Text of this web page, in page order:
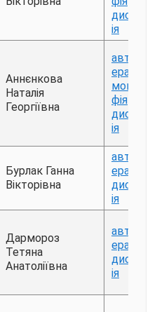
ія
Аннєнкова
Наталія
Георгіївна
автореф
ерат
моногра
фія
ія
Бурлак Ганна
Вікторівна
автореф
ерат
ія
Дармороз
Тетяна
Анатоліївна
автореф
ерат
ія